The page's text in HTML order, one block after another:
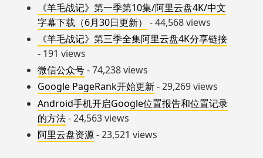
《羊毛战记》第一季第10集/阿里云盘4K/中文
字幕下载（6月30日更新）
- 44,568 views
《羊毛战记》第三季全集阿里云盘4K分享链接
- 191 views
微信公众号- 74,238 views
Google PageRank开始更新- 29,269 views
Android手机开启Google位置报告和位置记录
的方法- 24,563 views
阿里云盘资源- 23,521 views